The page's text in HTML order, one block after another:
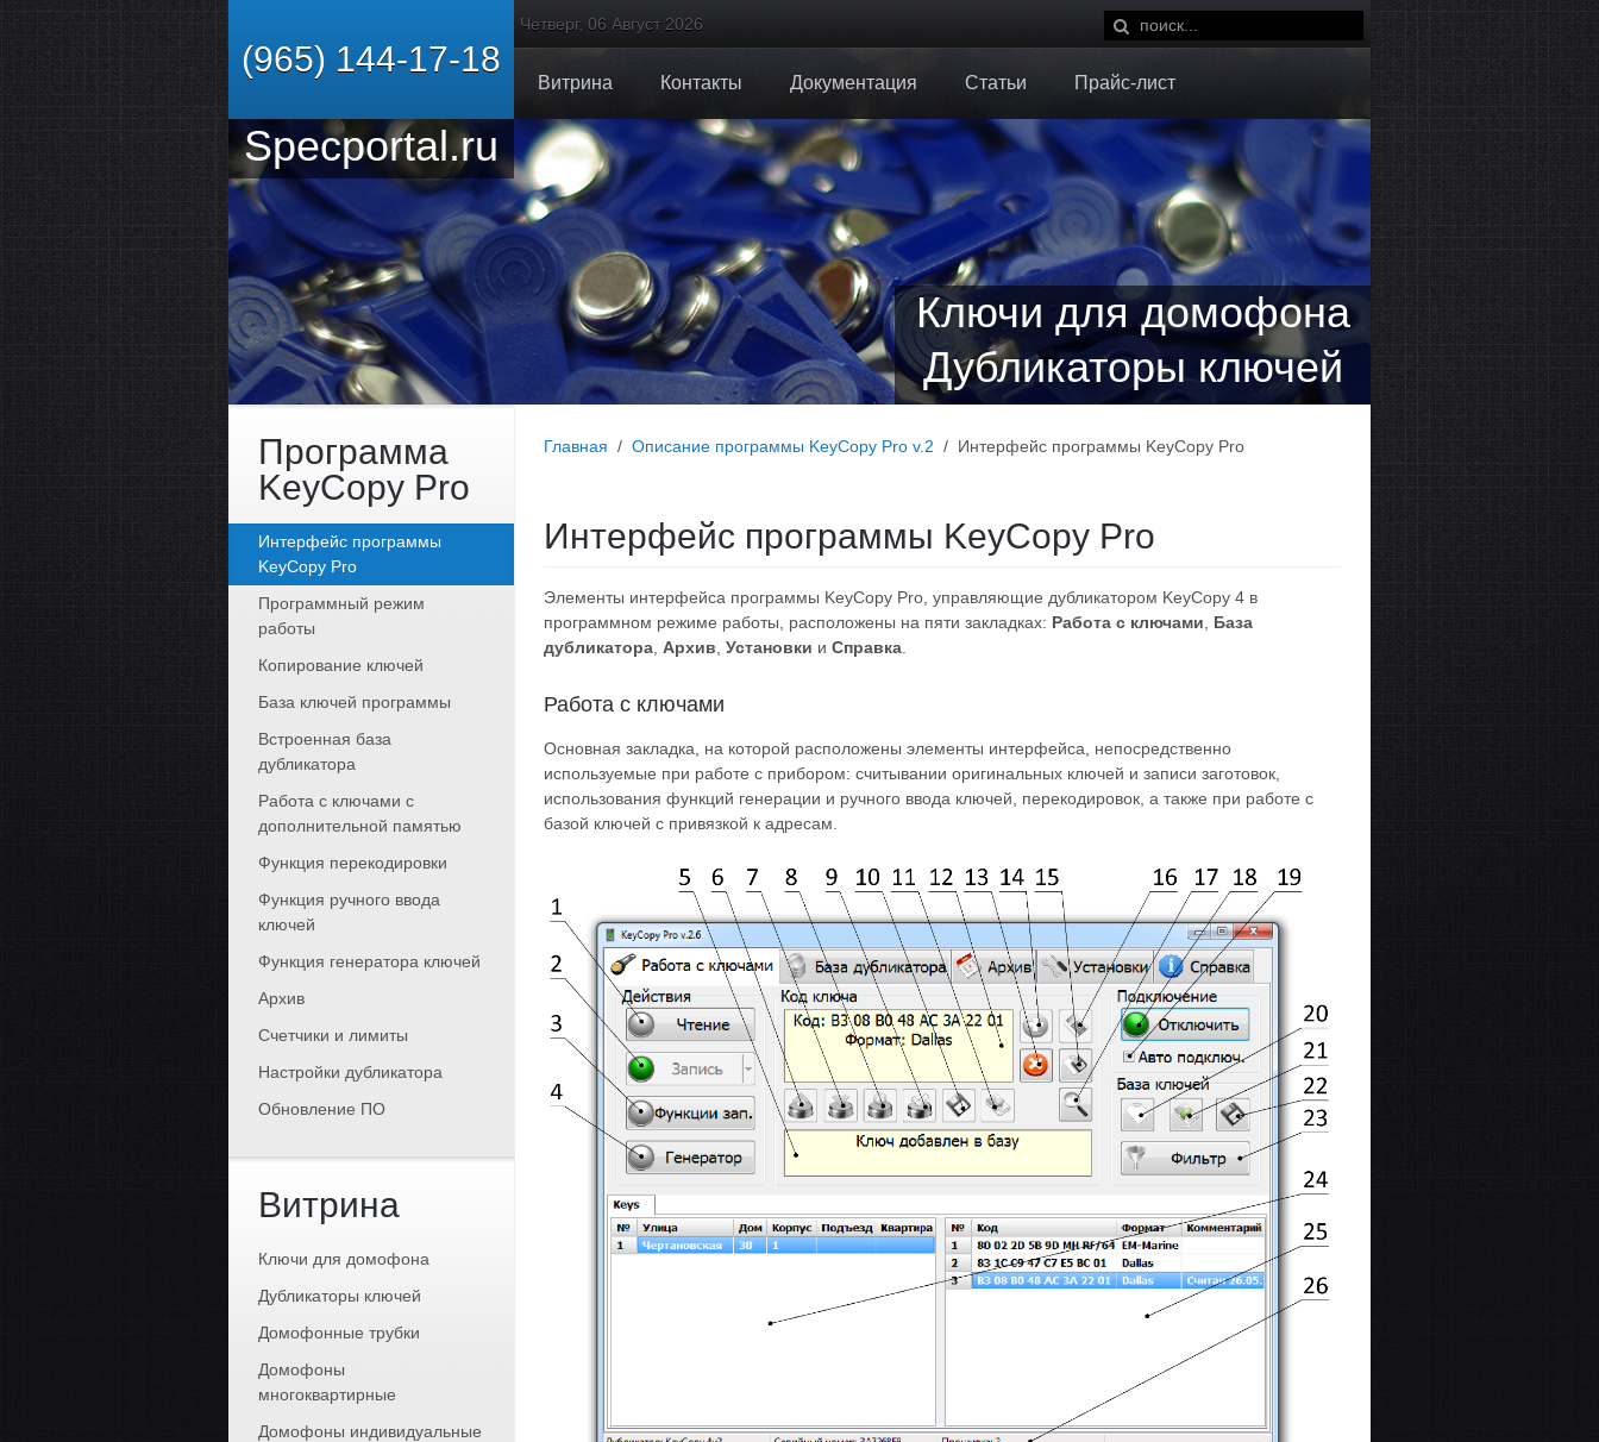
(965) 144-17-18
Четверг, 06 Август 2026
Specportal.ru
Ключи для домофона
Дубликаторы ключей
Витрина Контакты Документация Статьи Прайс-лист
Главная Описание программы KeyCopy Pro v.2 Интерфейс программы KeyCopy Pro
Интерфейс программы KeyCopy Pro
Элементы интерфейса программы KeyCopy Pro, управляющие дубликатором KeyCopy 4 в
программном режиме работы, расположены на пяти закладках: Работа с ключами
База
дубликатора Архив Установки и Справка
Работа с ключами
Основная закладка, на которой расположены элементы интерфейса, непосредственно
используемые при работе с прибором: считывании оригинальных ключей и записи заготовок,
использования функций генерации и ручного ввода ключей, перекодировок, а также при работе с
базой ключей с привязкой к адресам.
Программа
KeyCopy Pro
Интерфейс программы
KeyCopy Pro
Программный режим
работы
Копирование ключей
База ключей программы
Встроенная база
дубликатора
Работа с ключами с
дополнительной памятью
Функция перекодировки
Функция ручного ввода
ключей
Функция генератора ключей
Архив
Счетчики и лимиты
Настройки дубликатора
Обновление ПО
Витрина
Ключи для домофона
Дубликаторы ключей
Домофонные трубки
Домофоны
многоквартирные
Домофоны индивидуальные